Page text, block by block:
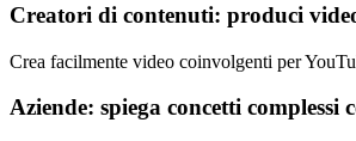
Creatori di contenuti: produci
Crea facilmente video coinvolgenti per
Aziende: spiega concetti complessi